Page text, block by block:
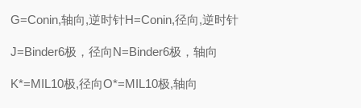
G=Conin,轴向,逆时针H=Conin,径向,逆时针
J=Binder6极，径向N=Binder6极，轴向
K*=MIL10极,径向O*=MIL10极,轴向